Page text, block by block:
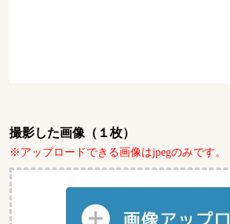
撮影した画像（１枚）
※アップロードできる画像はjpegのみです。